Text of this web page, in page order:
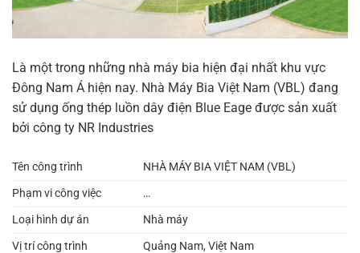
Là một trong những nhà máy bia hiện đại nhất khu vực
Đông Nam Á hiện nay. Nhà Máy Bia Việt Nam (VBL) đang
sử dụng ống thép luồn dây điện Blue Eage được sản xuất
bởi công ty NR Industries
Tên công trình
NHÀ MÁY BIA VIỆT NAM (VBL)
Phạm vi công việc
…
Loại hình dự án
Nhà máy
Vị trí công trình
Quảng Nam, Việt Nam